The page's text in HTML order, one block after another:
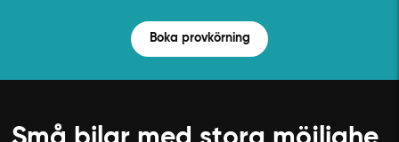
Boka provkörning